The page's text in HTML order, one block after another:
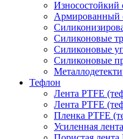
Износостойкий
Армированный
Силиконовые
Силиконовые
Силиконовые
Тефлон
Лента PTFE
Лента PTFE
Пленка PTFE
Усиленная